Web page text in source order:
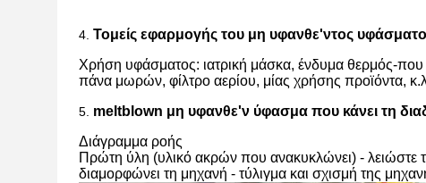
4. Τομείς εφαρμογής του μη υφανθε'ντος
Χρήση υφάσματος: ιατρική μάσκα, ένδυμα θερμός-που
πάνα μωρών, φίλτρο αερίου, μίας χρήσης προϊόντα,
5. meltblown μη υφανθε'ν ύφασμα που κάνει τη
Διάγραμμα ροής
Πρώτη ύλη (υλικό ακρών που ανακυκλώνει) -
διαμορφώνει τη μηχανή - τύλιγμα και σχισμή της